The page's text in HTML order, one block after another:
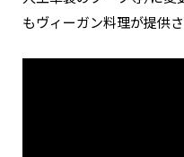
もヴィーガン料理が提供さ